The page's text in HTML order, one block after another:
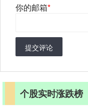
你的邮箱*
提交评论
个股实时涨跌榜